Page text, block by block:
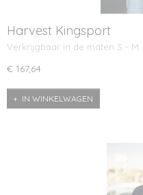
Harvest Kingsport
Verkrijgbaar in de maten S - M -
€ 167,64
IN WINKELWAGEN